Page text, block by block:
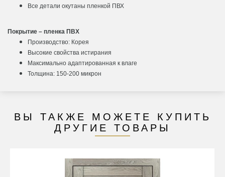
Все детали окутаны пленкой ПВХ
Покрытие – пленка ПВХ
Производство: Корея
Высокие свойства истирания
Максимально адаптированная к влаге
Толщина: 150-200 микрон
ВЫ ТАКЖЕ МОЖЕТЕ КУПИТЬ
ДРУГИЕ ТОВАРЫ